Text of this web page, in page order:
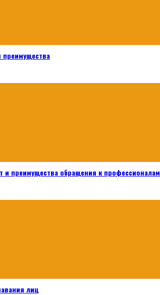
преимущества
и преимущества обращения к профессионалам
лиц